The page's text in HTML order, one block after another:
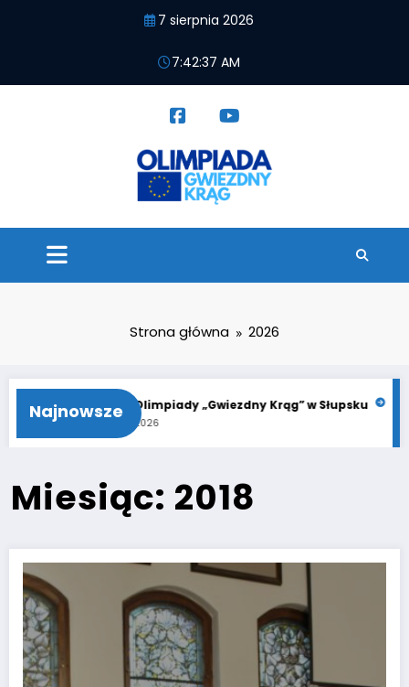
7 sierpnia 2026
7:42:38 AM
Strona główna 2026
Najnowsze
21. Finał Olimpiady „Gwiezdny Krąg” w Słupsku
11 czerwca 2026
Finał
Miesiąc: 2018